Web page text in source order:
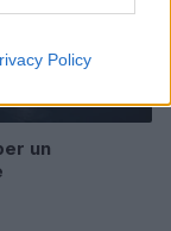
Policy
un